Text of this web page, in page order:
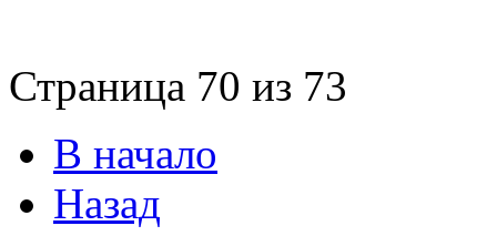
Страница 70 из 73
В начало
Назад